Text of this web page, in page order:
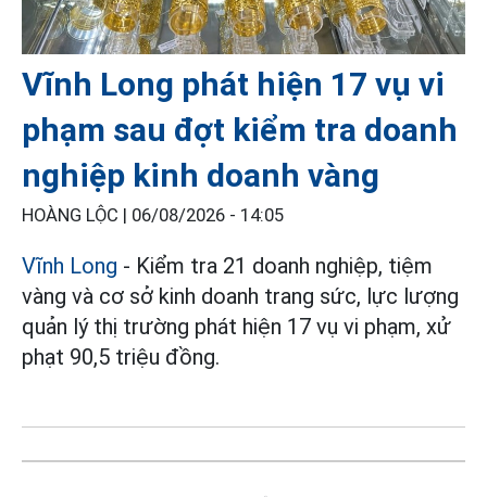
Vĩnh Long phát hiện 17 vụ vi
phạm sau đợt kiểm tra doanh
nghiệp kinh doanh vàng
HOÀNG LỘC | 06/08/2026 - 14:05
Vĩnh Long - Kiểm tra 21 doanh nghiệp, tiệm
vàng và cơ sở kinh doanh trang sức, lực lượng
quản lý thị trường phát hiện 17 vụ vi phạm, xử
phạt 90,5 triệu đồng.